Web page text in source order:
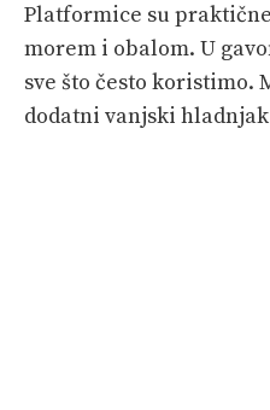
Platformice su
morem i obalom. U
sve što često koristimo.
dodatni vanjski